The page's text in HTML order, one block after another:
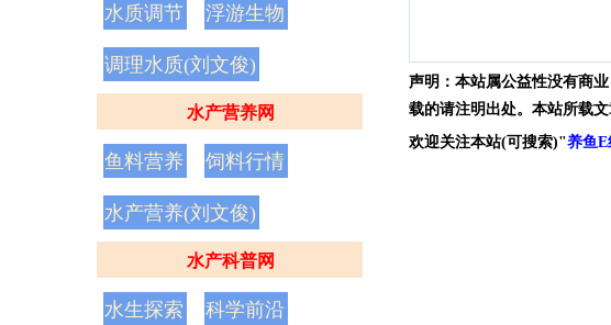
水质调节 浮游生物
调理水质(刘文俊)
水产营养网
鱼料营养 饲料行情
水产营养(刘文俊)
水产科普网
水生探索 科学前沿
声明： 本站属公益性没有商
载的请注明出处。本站所载
欢迎关注本站(可搜索)"养鱼E